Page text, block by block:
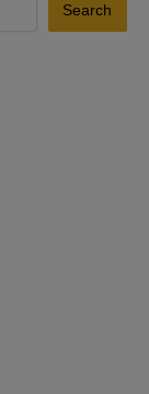
Search